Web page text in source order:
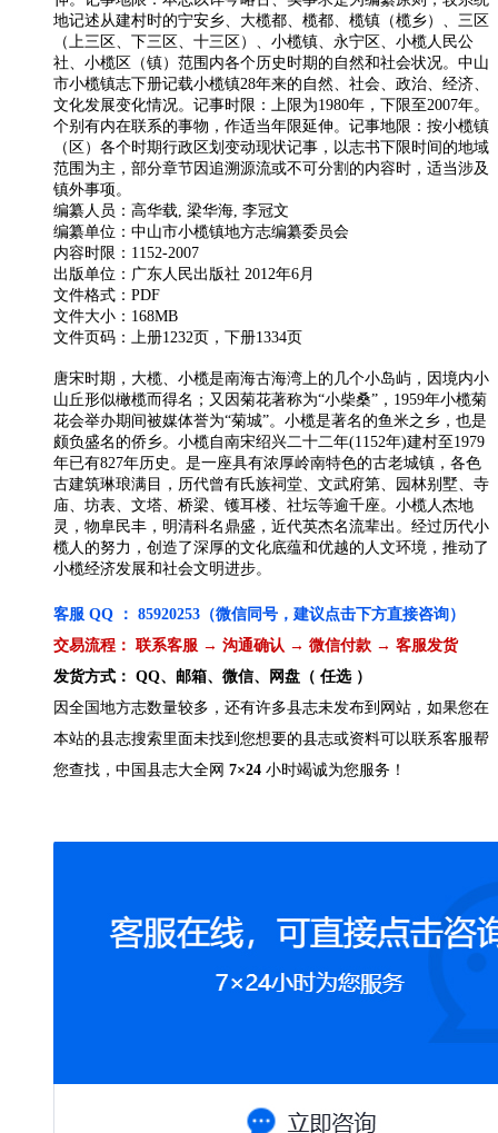
地记述从建村时的宁安乡、大榄都、榄都、榄镇（榄乡）、三区
（上三区、下三区、十三区）、小榄镇、永宁区、小榄人民公
社、小榄区（镇）范围内各个历史时期的自然和社会状况。中山
市小榄镇志下册记载小榄镇28年来的自然、社会、政治、经济、
文化发展变化情况。记事时限：上限为1980年，下限至2007年。
个别有内在联系的事物，作适当年限延伸。记事地限：按小榄镇
（区）各个时期行政区划变动现状记事，以志书下限时间的地域
范围为主，部分章节因追溯源流或不可分割的内容时，适当涉及
镇外事项。
编纂人员：高华载, 梁华海, 李冠文
编纂单位：中山市小榄镇地方志编纂委员会
内容时限：1152-2007
出版单位：广东人民出版社 2012年6月
文件格式：PDF
文件大小：168MB
文件页码：上册1232页，下册1334页
唐宋时期，大榄、小榄是南海古海湾上的几个小岛屿，因境内小
山丘形似橄榄而得名；又因菊花著称为“小柴桑”，1959年小榄菊
花会举办期间被媒体誉为“菊城”。小榄是著名的鱼米之乡，也是
颇负盛名的侨乡。小榄自南宋绍兴二十二年(1152年)建村至1979
年已有827年历史。是一座具有浓厚岭南特色的古老城镇，各色
古建筑琳琅满目，历代曾有氏族祠堂、文武府第、园林别墅、寺
庙、坊表、文塔、桥梁、镬耳楼、社坛等逾千座。小榄人杰地
灵，物阜民丰，明清科名鼎盛，近代英杰名流辈出。经过历代小
榄人的努力，创造了深厚的文化底蕴和优越的人文环境，推动了
小榄经济发展和社会文明进步。
客服 QQ ： 85920253（微信同号，建议点击下方直接咨询）
交易流程： 联系客服 → 沟通确认 → 微信付款 → 客服发货
发货方式： QQ、邮箱、微信、网盘（ 任选 ）
因全国地方志数量较多，还有许多县志未发布到网站，如果您在
本站的县志搜索里面未找到您想要的县志或资料可以联系客服帮
您查找，中国县志大全网 7×24 小时竭诚为您服务！